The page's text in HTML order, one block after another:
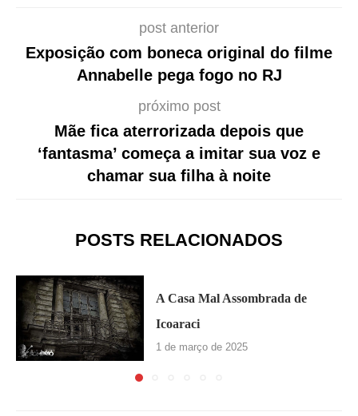
post anterior
Exposição com boneca original do filme
Annabelle pega fogo no RJ
próximo post
Mãe fica aterrorizada depois que
‘fantasma’ começa a imitar sua voz e
chamar sua filha à noite
POSTS RELACIONADOS
A Casa Mal Assombrada de
Icoaraci
1 de março de 2025